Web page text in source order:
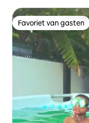
Favoriet van gasten
Favoriet van gasten